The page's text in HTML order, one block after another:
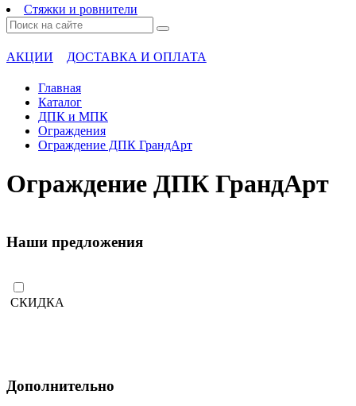
Стяжки и ровнители
АКЦИИ ДОСТАВКА И ОПЛАТА
Главная
Каталог
ДПК и МПК
Ограждения
Ограждение ДПК ГрандАрт
Ограждение ДПК ГрандАрт
Наши предложения
СКИДКА
Дополнительно